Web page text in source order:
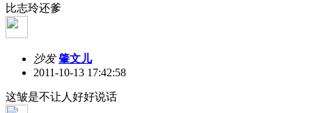
比志玲还爹
沙发 肇文儿
2011-10-13 17:42:58
这皱是不让人好好说话